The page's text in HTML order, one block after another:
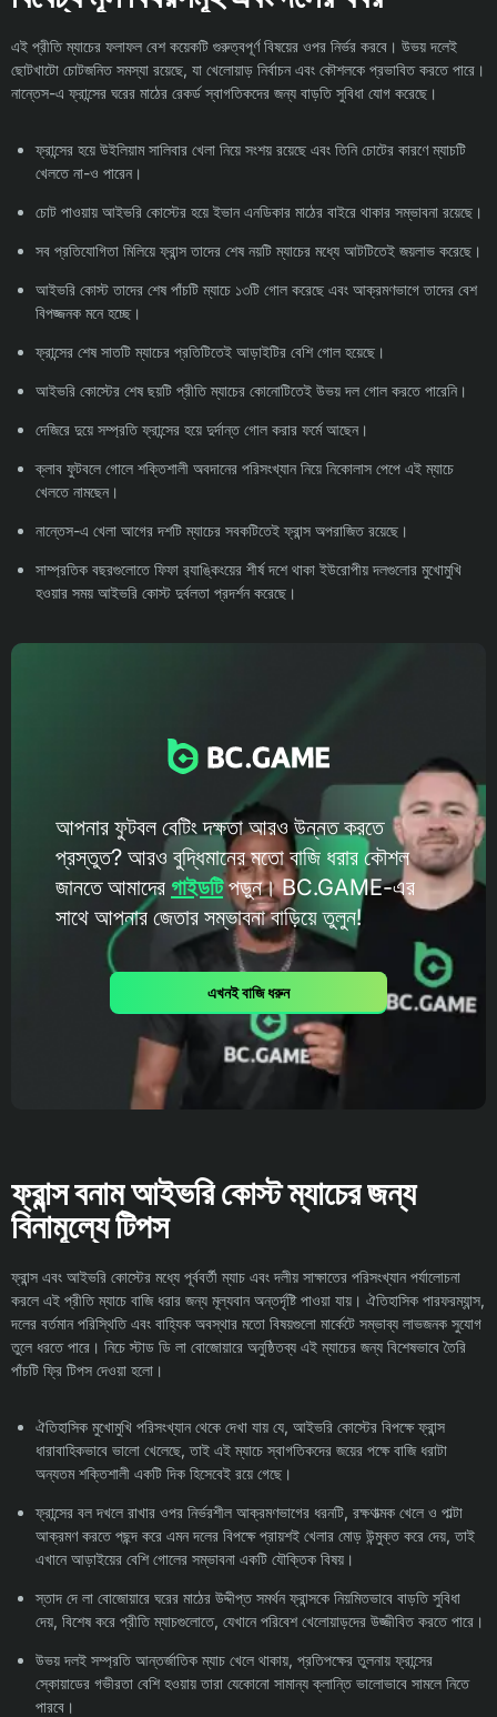
এই প্রীতি ম্যাচের ফলাফল বেশ কয়েকটি গুরুত্বপূর্ণ বিষয়ের ওপর নির্ভর করবে। উভয় দলেই
ছোটখাটো চোটজনিত সমস্যা রয়েছে, যা খেলোয়াড় নির্বাচন এবং কৌশলকে প্রভাবিত করতে পারে।
নান্তেস-এ ফ্রান্সের ঘরের মাঠের রেকর্ড স্বাগতিকদের জন্য বাড়তি সুবিধা যোগ করেছে।
ফ্রান্সের হয়ে উইলিয়াম সালিবার খেলা নিয়ে সংশয় রয়েছে এবং তিনি চোটের কারণে ম্যাচটি
খেলতে না-ও পারেন।
চোট পাওয়ায় আইভরি কোস্টের হয়ে ইভান এনডিকার মাঠের বাইরে থাকার সম্ভাবনা রয়েছে।
সব প্রতিযোগিতা মিলিয়ে ফ্রান্স তাদের শেষ নয়টি ম্যাচের মধ্যে আটটিতেই জয়লাভ করেছে।
আইভরি কোস্ট তাদের শেষ পাঁচটি ম্যাচে ১৩টি গোল করেছে এবং আক্রমণভাগে তাদের বেশ
বিপজ্জনক মনে হচ্ছে।
ফ্রান্সের শেষ সাতটি ম্যাচের প্রতিটিতেই আড়াইটির বেশি গোল হয়েছে।
আইভরি কোস্টের শেষ ছয়টি প্রীতি ম্যাচের কোনোটিতেই উভয় দল গোল করতে পারেনি।
দেজিরে দুয়ে সম্প্রতি ফ্রান্সের হয়ে দুর্দান্ত গোল করার ফর্মে আছেন।
ক্লাব ফুটবলে গোলে শক্তিশালী অবদানের পরিসংখ্যান নিয়ে নিকোলাস পেপে এই ম্যাচে
খেলতে নামছেন।
নান্তেস-এ খেলা আগের দশটি ম্যাচের সবকটিতেই ফ্রান্স অপরাজিত রয়েছে।
সাম্প্রতিক বছরগুলোতে ফিফা র‍্যাঙ্কিংয়ের শীর্ষ দশে থাকা ইউরোপীয় দলগুলোর মুখোমুখি
হওয়ার সময় আইভরি কোস্ট দুর্বলতা প্রদর্শন করেছে।
আপনার ফুটবল বেটিং দক্ষতা আরও উন্নত করতে
প্রস্তুত? আরও বুদ্ধিমানের মতো বাজি ধরার কৌশল
জানতে আমাদের গাইডটিপড়ুন। BC.GAME-এর
সাথে আপনার জেতার সম্ভাবনা বাড়িয়ে তুলুন!
এখনই বাজি ধরুন
ফ্রান্স বনাম আইভরি কোস্ট ম্যাচের জন্য
বিনামূল্যে টিপস
ফ্রান্স এবং আইভরি কোস্টের মধ্যে পূর্ববর্তী ম্যাচ এবং দলীয় সাক্ষাতের পরিসংখ্যান পর্যালোচনা
করলে এই প্রীতি ম্যাচে বাজি ধরার জন্য মূল্যবান অন্তর্দৃষ্টি পাওয়া যায়। ঐতিহাসিক পারফরম্যান্স,
দলের বর্তমান পরিস্থিতি এবং বাহ্যিক অবস্থার মতো বিষয়গুলো মার্কেটে সম্ভাব্য লাভজনক সুযোগ
তুলে ধরতে পারে। নিচে স্টাড ডি লা বোজোয়ারে অনুষ্ঠিতব্য এই ম্যাচের জন্য বিশেষভাবে তৈরি
পাঁচটি ফ্রি টিপস দেওয়া হলো।
ঐতিহাসিক মুখোমুখি পরিসংখ্যান থেকে দেখা যায় যে, আইভরি কোস্টের বিপক্ষে ফ্রান্স
ধারাবাহিকভাবে ভালো খেলেছে, তাই এই ম্যাচে স্বাগতিকদের জয়ের পক্ষে বাজি ধরাটা
অন্যতম শক্তিশালী একটি দিক হিসেবেই রয়ে গেছে।
ফ্রান্সের বল দখলে রাখার ওপর নির্ভরশীল আক্রমণভাগের ধরনটি, রক্ষণাত্মক খেলে ও পাল্টা
আক্রমণ করতে পছন্দ করে এমন দলের বিপক্ষে প্রায়শই খেলার মোড় উন্মুক্ত করে দেয়, তাই
এখানে আড়াইয়ের বেশি গোলের সম্ভাবনা একটি যৌক্তিক বিষয়।
স্তাদ দে লা বোজোয়ারে ঘরের মাঠের উদ্দীপ্ত সমর্থন ফ্রান্সকে নিয়মিতভাবে বাড়তি সুবিধা
দেয়, বিশেষ করে প্রীতি ম্যাচগুলোতে, যেখানে পরিবেশ খেলোয়াড়দের উজ্জীবিত করতে পারে।
উভয় দলই সম্প্রতি আন্তর্জাতিক ম্যাচ খেলে থাকায়, প্রতিপক্ষের তুলনায় ফ্রান্সের
স্কোয়াডের গভীরতা বেশি হওয়ায় তারা যেকোনো সামান্য ক্লান্তি ভালোভাবে সামলে নিতে
পারবে।